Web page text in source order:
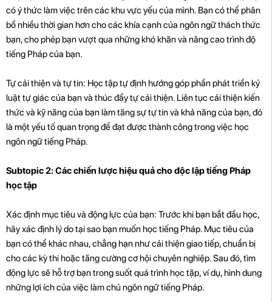
có ý thức làm việc trên các khu vực yếu của mình. Bạn có thể phân
bổ nhiều thời gian hơn cho các khía cạnh của ngôn ngữ thách thức
bạn, cho phép bạn vượt qua những khó khăn và nâng cao trình độ
tiếng Pháp của bạn.
Tự cải thiện và tự tin: Học tập tự định hướng góp phần phát triển kỷ
luật tự giác của bạn và thúc đẩy tự cải thiện. Liên tục cải thiện kiến ​​
thức và kỹ năng của bạn làm tăng sự tự tin và khả năng của bạn, đó
là một yếu tố quan trọng để đạt được thành công trong việc học
ngôn ngữ tiếng Pháp.
Subtopic 2: Các chiến lược hiệu quả cho độc lập tiếng Pháp
học tập
Xác định mục tiêu và động lực của bạn: Trước khi bạn bắt đầu học,
hãy xác định lý do tại sao bạn muốn học tiếng Pháp. Mục tiêu của
bạn có thể khác nhau, chẳng hạn như cải thiện giao tiếp, chuẩn bị
cho các kỳ thi hoặc tăng cường cơ hội chuyên nghiệp. Sau đó, tìm
động lực sẽ hỗ trợ bạn trong suốt quá trình học tập, ví dụ, hình dung
những lợi ích của việc làm chủ ngôn ngữ tiếng Pháp.